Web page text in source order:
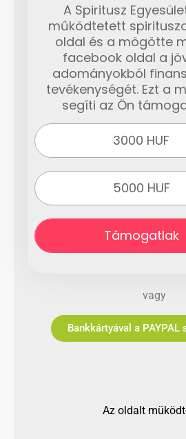
A Spiritusz
működtetett
oldal és a mögötte
facebook oldal a
adományokból
tevékenységét. Ezt a
segíti az Ön
3000 HUF
5000 HUF
Támogatlak
vagy
Az oldalt